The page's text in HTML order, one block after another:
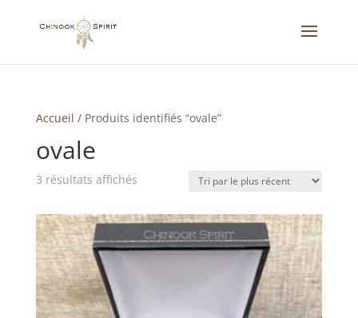
Accueil / Produits identifiés “ovale”
ovale
3 résultats affichésTrié
plus
récent
au